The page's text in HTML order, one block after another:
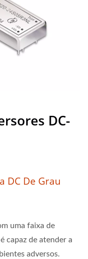
DC-
DC De Grau
uma faixa de
capaz de atender a
adversos.